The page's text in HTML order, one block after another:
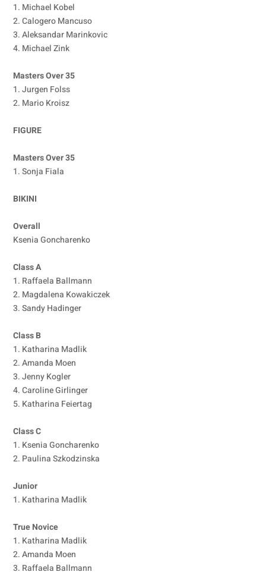
1. Michael Kobel
2. Calogero Mancuso
3. Aleksandar Marinkovic
4. Michael Zink
Masters Over 35
1. Jurgen Folss
2. Mario Kroisz
FIGURE
Masters Over 35
1. Sonja Fiala
BIKINI
Overall
Ksenia Goncharenko
Class A
1. Raffaela Ballmann
2. Magdalena Kowakiczek
3. Sandy Hadinger
Class B
1. Katharina Madlik
2. Amanda Moen
3. Jenny Kogler
4. Caroline Girlinger
5. Katharina Feiertag
Class C
1. Ksenia Goncharenko
2. Paulina Szkodzinska
Junior
1. Katharina Madlik
True Novice
1. Katharina Madlik
2. Amanda Moen
3. Raffaela Ballmann